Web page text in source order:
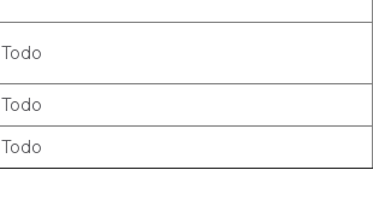
Todo
Todo
Todo